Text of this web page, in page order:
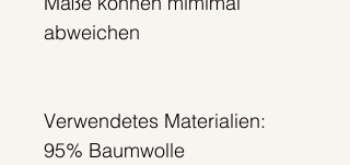
abweichen
Verwendetes Materialien:
95% Baumwolle